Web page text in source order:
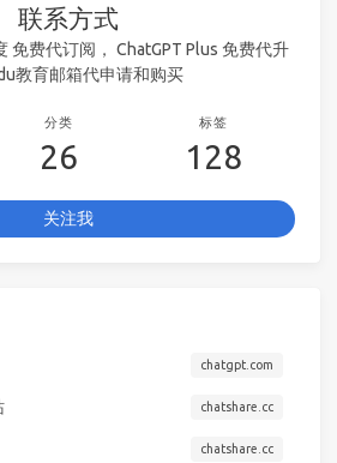
联系方式
免费代订阅， ChatGPT Plus 免费代升
教育邮箱代申请和购买
分类
26
标签
128
关注我
chatgpt.com
chatshare.cc
chatshare.cc